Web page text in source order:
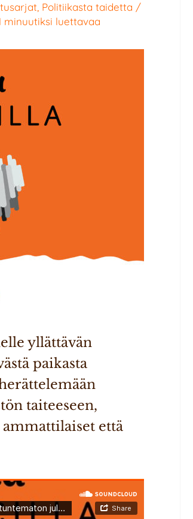
Politiikasta taidetta /
minuutiksi luettavaa
yllättävän
paikasta
taiteeseen,
ammattilaiset että